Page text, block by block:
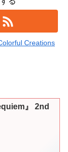
Creations
』 2nd